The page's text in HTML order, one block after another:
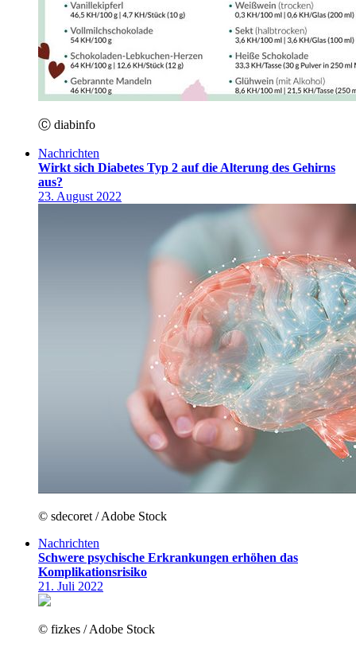
Ⓒ diabinfo
Nachrichten
Wirkt sich Diabetes Typ 2 auf die Alterung des Gehirns
aus?
23. August 2022
© sdecoret / Adobe Stock
Nachrichten
Schwere psychische Erkrankungen erhöhen das
Komplikationsrisiko
21. Juli 2022
© fizkes / Adobe Stock